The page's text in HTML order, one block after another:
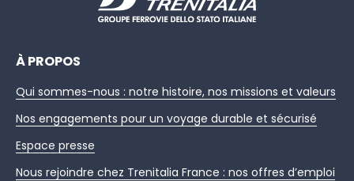
À PROPOS
Qui sommes-nous : notre histoire, nos missions et valeurs
Nos engagements pour un voyage durable et sécurisé
Espace presse
Nous rejoindre chez Trenitalia France : nos offres d’emploi